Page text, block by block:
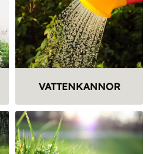
VATTENKANNOR